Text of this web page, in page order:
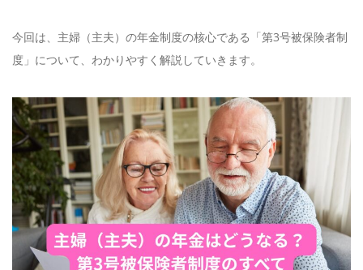
今回は、主婦（主夫）の年金制度の核心である「第3号被保険者制
度」について、わかりやすく解説していきます。